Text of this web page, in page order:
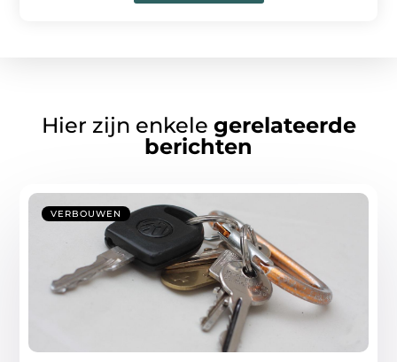
Hier zijn enkele gerelateerde
berichten
VERBOUWEN